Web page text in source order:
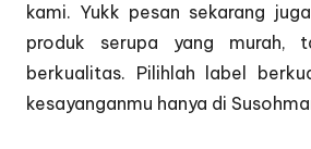
kami. Yukk pesan sekarang
produk serupa yang murah,
berkualitas. Pilihlah label
kesayanganmu hanya di